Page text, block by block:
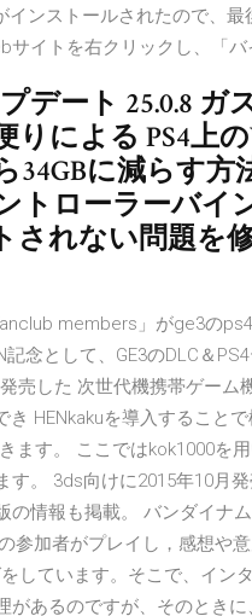
ンストールされたので、最
サイトを右クリックし、「
デート 25.0.8
による PS4上
34GBに減らす
トローラーバイ
されない問題を
members」がge3の
念として、GE3のDLC＆
売した 次世代機携帯ゲー
HENkakuを導入すること
ます。 ここではkok1000を
す。 3ds向けに2015年10月
の情報も掲載。 バンダイナ
加者がプレイし，感想や
しています。そこで、イン
あるのですが、そのとき